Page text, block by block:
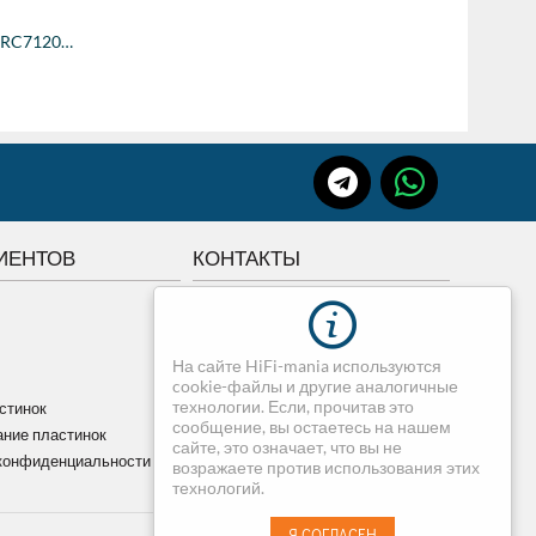
На сайте HiFi-mania используются
cookie-файлы и другие аналогичные
технологии. Если, прочитав это
сообщение, вы остаетесь на нашем
сайте, это означает, что вы не
возражаете против использования этих
технологий.
Пульт ДУ OneForAll URC7120, Essence, 2 ус...
пластинок
КОНТАКТЫ
г.Томск, Советская 84
+7 3822 507-507
+7 913-820-75-07
dimedia@mail.ru